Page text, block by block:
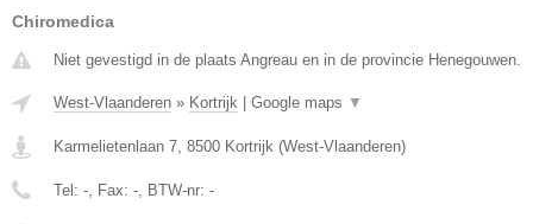
Chiromedica
Niet gevestigd in de plaats Angreau en in de provincie Henegouwen.
West-Vlaanderen » Kortrijk Google maps ▼
Karmelietenlaan 7, 8500 Kortrijk (West-Vlaanderen)
Tel: -, Fax: -, BTW-nr: -